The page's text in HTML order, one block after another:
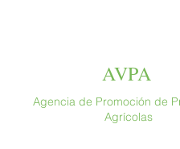
AVPA
Agencia de Promoción de
Agrícolas